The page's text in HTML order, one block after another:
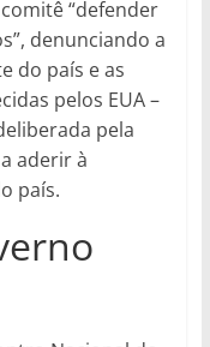
“defender
denunciando a
do país e as
pelos EUA –
pela
aderir à
país.